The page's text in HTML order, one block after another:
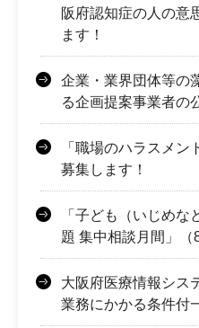
阪府認知症の人の意
ます！
企業・業界団体等の
る企画提案事業者の
「職場のハラスメ
募集します！
「子ども（いじめ
題 集中相談月間」（
大阪府医療情報シス
業務にかかる条件付